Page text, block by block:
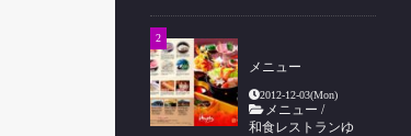
メニュー
2012-12-03(Mon)
メニュー /
和食レストランゆ